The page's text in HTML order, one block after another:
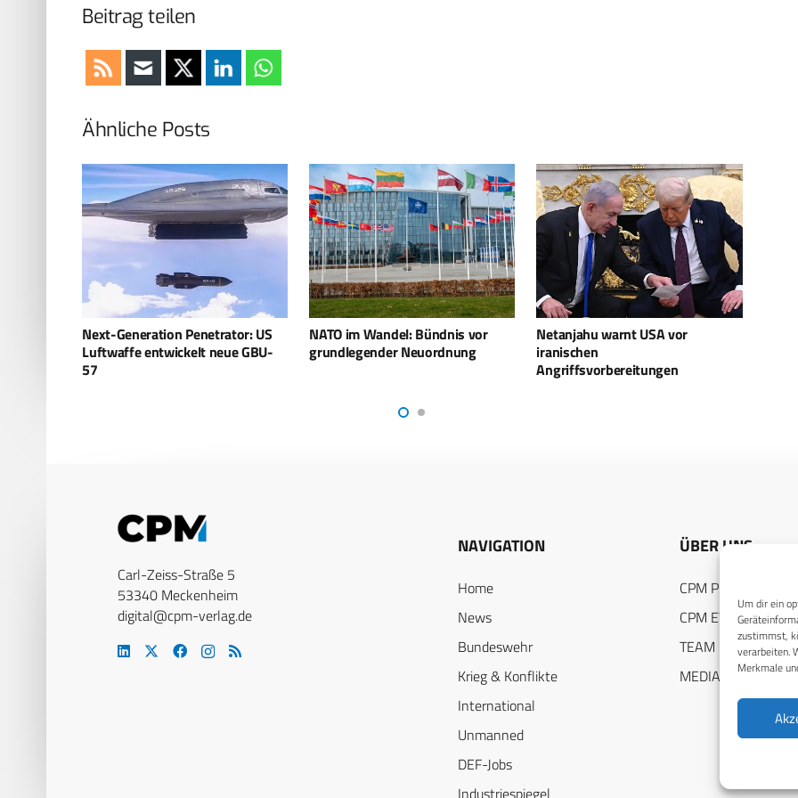
Um dir ein
zustimmst,
verarbeiten.
Merkmale
Beitrag teilen
Ähnliche Posts
NATO im Wandel: Bündnis vor
grundlegender Neuordnung
Netanjahu warnt USA vor
iranischen
Iran sichert Uranlager mit
Sprengfallen
Carl-Zeiss-Straße 5
53340 Meckenheim
digital@cpm-verlag.de
NAVIGATION
Home
News
Bundeswehr
Krieg & Konflikte
International
Unmanned
DEF-Jobs
Industriespiegel
ÜBER UNS
CPM PUBLICATIONS
CPM EVENTS
TEAM
MEDIADATEN